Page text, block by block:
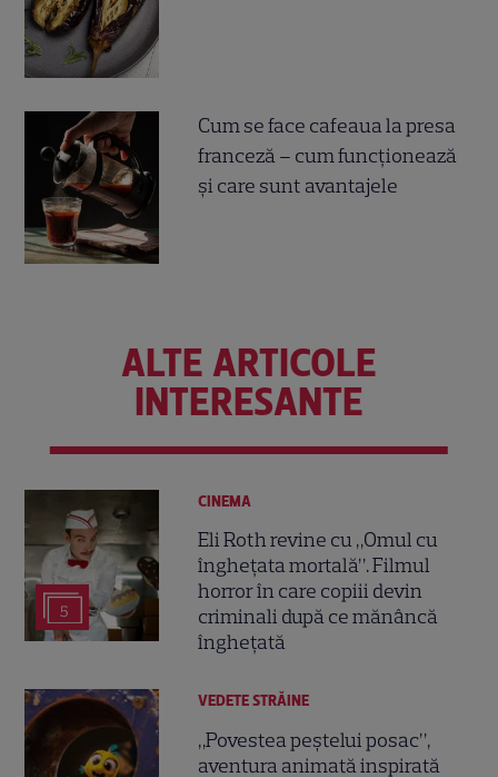
Cum se face cafeaua la presa
franceză – cum funcționează
și care sunt avantajele
ALTE ARTICOLE
INTERESANTE
5
CINEMA
Eli Roth revine cu „Omul cu
înghețata mortală”. Filmul
horror în care copiii devin
criminali după ce mănâncă
înghețată
VEDETE STRĂINE
„Povestea peștelui posac”,
aventura animată inspirată